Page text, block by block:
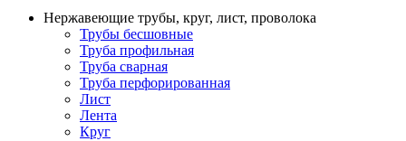
Нержавеющие трубы, круг, лист, проволока
Трубы бесшовные
Труба профильная
Труба сварная
Труба перфорированная
Лист
Лента
Круг